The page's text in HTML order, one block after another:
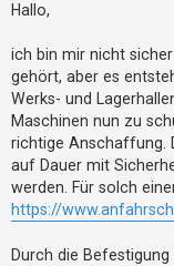
c
h
e
F
A
Q
Hallo,
ich bin mir nicht
gehört, aber es
Werks- und
Maschinen nun zu
richtige Anschaffung.
auf Dauer mit
werden. Für solch
https://
Durch die